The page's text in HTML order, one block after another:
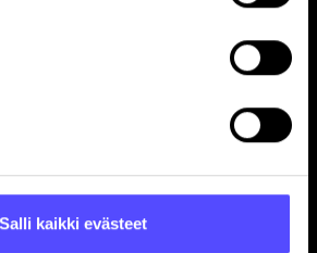
Salli kaikki evästeet